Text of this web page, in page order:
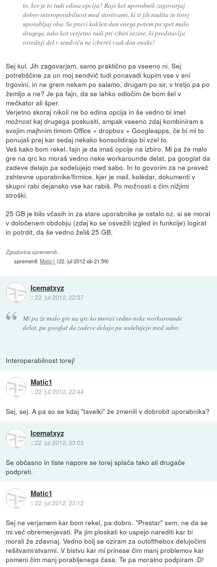
to, ker je to tudi edina opcija? Raje kot uporabnik zagovarjaj
dobro interoperabilnost med storitvami, ki ti jih nudita in torej
uporabljaj oba. Se pravi kakšen dan enega potem pa spet malo
drugega, tako kot verjetno tudi pri izbiri rezine, ki predstavlja
osrednji del v sendviču ne izbereš vsak dan enake!
Sej kul. Jih zagovarjam, samo praktično pa vseeno ni. Sej
potrebščine za un moj sendvič tudi ponavadi kupim vse v eni
trgovini, in ne grem nekam po salamo, drugam po sir, v tretjo pa po
žemljo a ne? Je pa fajn, da se lahko odločim če bom šel v
mečkator ali šper.
Verjetno skoraj nikoli ne bo edina opcija in še vedno bi imel
možnost kaj drugega poskusiti, ampak vseeno zdaj kombiniram s
svojim majhnim timom Office + dropbox + Googleapps, če bi mi to
ponujali prej kar sedaj nekako konsolidirajo bi vzel to.
Veš kako bom rekel, fajn je da imaš opcije na izbiro. Mi pa že malo
gre na qrc ko moraš vedno neke workarounde delat, pa googlat da
zadeve delajo pa sodelujejo med sabo. In to govorim za ne preveč
zahtevne uporabnike/firmice, kjer je mail, koledar, dokumenti v
skupni rabi dejansko vse kar rabiš. Po možnosti s čim nižjimi
stroški.
25 GB je bilo včasih in za stare uporabnike je ostalo oz. si se moral
v določenem obdobju (zdaj ko se osvežili izgled in funkcije) logirat
in potrdit, da še vedno želiš 25 GB.
Zgodovina sprememb…
spremenil:Matic1 (22. jul 2012 ob 21:59)
Icematxyz
::22. jul 2012, 22:37
Mi pa že malo gre na qrc ko moraš vedno neke workarounde
delat, pa googlat da zadeve delajo pa sodelujejo med sabo.
Interoperabilnost torej!
Matic1
::22. jul 2012, 22:44
Sej, sej. A pa so se kdaj "tavelki" že zmenili v dobrobit uporabnika?
Icematxyz
::22. jul 2012, 23:03
Se občasno in tiste napore se torej splača tako ali drugače
podpreti.
Matic1
::22. jul 2012, 23:12
Sej ne verjamem kar bom rekel, pa dobro. "Prestar" sem, ne da se
mi več obremenjevati. Pa jim ploskati ko uspejo narediti kar bi
morali že zdavnaj. Vedno bolj se oziram za outofthebox delujočimi
rešitvami/stvarmi. V bistvu kar mi prinese čim manj problemov kar
pomeni čim manj porabljenega časa. Te pa moralno podpiram :D!